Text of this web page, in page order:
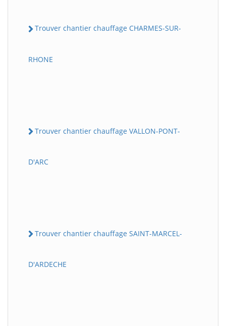
Trouver chantier chauffage CHARMES-SUR-
RHONE
Trouver chantier chauffage VALLON-PONT-
D'ARC
Trouver chantier chauffage SAINT-MARCEL-
D'ARDECHE